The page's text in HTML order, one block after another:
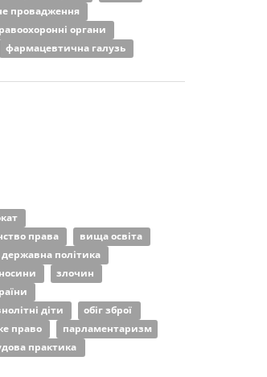
провадження
органи
фармацевтична галузь
права
вища освіта
державна політика
злочин
діти
обіг зброї
право
парламентаризм
практика